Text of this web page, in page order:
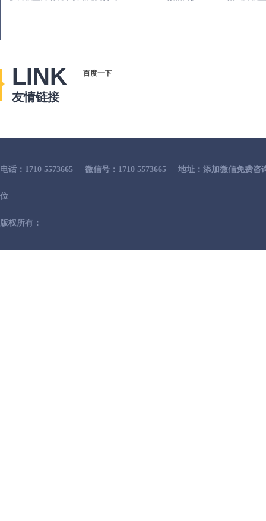
LINK
友情链接
百度一下
电话：1710 5573665 微信号：1710 5573665 地址：添加微信免费咨
位
版权所有：